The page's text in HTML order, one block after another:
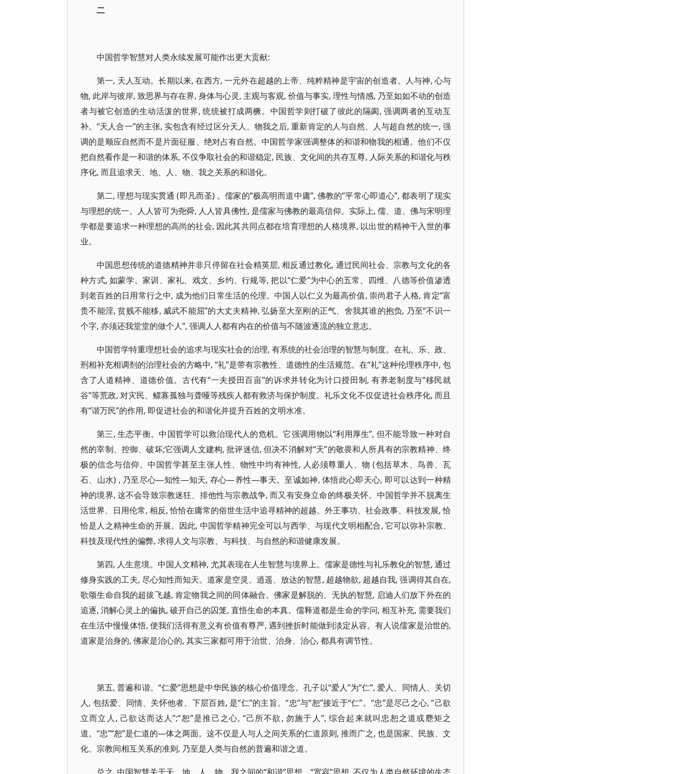
二
中国哲学智慧对人类永续发展可能作出更大贡献:
第一, 天人互动。长期以来, 在西方, 一元外在超越的上帝、纯粹精神是宇宙的创造者。人与神, 心与
物, 此岸与彼岸, 致思界与存在界, 身体与心灵, 主观与客观, 价值与事实, 理性与情感, 乃至如如不动的创造
者与被它创造的生动活泼的世界, 统统被打成两橛。中国哲学则打破了彼此的隔阂, 强调两者的互动互
补。“天人合一”的主张, 实包含有经过区分天人、物我之后, 重新肯定的人与自然、人与超自然的统一, 强
调的是顺应自然而不是片面征服、绝对占有自然。中国哲学家强调整体的和谐和物我的相通。他们不仅
把自然看作是一和谐的体系, 不仅争取社会的和谐稳定, 民族、文化间的共存互尊, 人际关系的和谐化与秩
序化, 而且追求天、地、人、物、我之关系的和谐化。
第二, 理想与现实贯通 (即凡而圣) 。儒家的“极高明而道中庸”, 佛教的“平常心即道心”, 都表明了现实
与理想的统一。人人皆可为尧舜, 人人皆具佛性, 是儒家与佛教的最高信仰。实际上, 儒、道、佛与宋明理
学都是要追求一种理想的高尚的社会, 因此其共同点都在培育理想的人格境界, 以出世的精神干入世的事
业。
中国思想传统的道德精神并非只停留在社会精英层, 相反通过教化, 通过民间社会、宗教与文化的各
种方式, 如蒙学、家训、家礼、戏文、乡约、行规等, 把以“仁爱”为中心的五常、四维、八德等价值渗透
到老百姓的日用常行之中, 成为他们日常生活的伦理。中国人以仁义为最高价值, 崇尚君子人格, 肯定“富
贵不能淫, 贫贱不能移, 威武不能屈”的大丈夫精神, 弘扬至大至刚的正气、舍我其谁的抱负, 乃至“不识一
个字, 亦须还我堂堂的做个人”, 强调人人都有内在的价值与不随波逐流的独立意志。
中国哲学特重理想社会的追求与现实社会的治理, 有系统的社会治理的智慧与制度。在礼、乐、政、
刑相补充相调剂的治理社会的方略中, “礼”是带有宗教性、道德性的生活规范。在“礼”这种伦理秩序中, 包
含了人道精神、道德价值。古代有“一夫授田百亩”的诉求并转化为计口授田制, 有养老制度与“移民就
谷”等荒政, 对灾民、鳏寡孤独与聋哑等残疾人都有救济与保护制度。礼乐文化不仅促进社会秩序化, 而且
有“谐万民”的作用, 即促进社会的和谐化并提升百姓的文明水准。
第三, 生态平衡。中国哲学可以救治现代人的危机。它强调用物以“利用厚生”, 但不能导致一种对自
然的宰制、控御、破坏;它强调人文建构, 批评迷信, 但决不消解对“天”的敬畏和人所具有的宗教精神、终
极的信念与信仰。中国哲学甚至主张人性、物性中均有神性, 人必须尊重人、物 (包括草木、鸟兽、瓦
石、山水) , 乃至尽心—知性—知天, 存心—养性—事天。至诚如神, 体悟此心即天心, 即可以达到一种精
神的境界, 这不会导致宗教迷狂、排他性与宗教战争, 而又有安身立命的终极关怀。中国哲学并不脱离生
活世界、日用伦常, 相反, 恰恰在庸常的俗世生活中追寻精神的超越。外王事功、社会政事、科技发展, 恰
恰是人之精神生命的开展。因此, 中国哲学精神完全可以与西学、与现代文明相配合, 它可以弥补宗教、
科技及现代性的偏弊, 求得人文与宗教、与科技、与自然的和谐健康发展。
第四, 人生意境。中国人文精神, 尤其表现在人生智慧与境界上。儒家是德性与礼乐教化的智慧, 通过
修身实践的工夫, 尽心知性而知天。道家是空灵、逍遥、放达的智慧, 超越物欲, 超越自我, 强调得其自在,
歌颂生命自我的超拔飞越, 肯定物我之间的同体融合。佛家是解脱的、无执的智慧, 启迪人们放下外在的
追逐, 消解心灵上的偏执, 破开自己的囚笼, 直悟生命的本真。儒释道都是生命的学问, 相互补充, 需要我们
在生活中慢慢体悟, 使我们活得有意义有价值有尊严, 遇到挫折时能做到淡定从容。有人说儒家是治世的,
道家是治身的, 佛家是治心的, 其实三家都可用于治世、治身、治心, 都具有调节性。
第五, 普遍和谐。“仁爱”思想是中华民族的核心价值理念。孔子以“爱人”为“仁”, 爱人、同情人、关切
人, 包括爱、同情、关怀他者、下层百姓, 是“仁”的主旨。“忠”与“恕”接近于“仁”。“忠”是尽己之心, “己欲
立而立人, 己欲达而达人”;“恕”是推己之心, “己所不欲, 勿施于人”, 综合起来就叫忠恕之道或麀矩之
道。“忠”“恕”是仁道的—体之两面。这不仅是人与人之间关系的仁道原则, 推而广之, 也是国家、民族、文
化、宗教间相互关系的准则, 乃至是人类与自然的普遍和谐之道。